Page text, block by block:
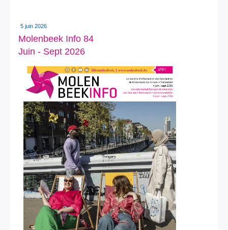
5 juin 2026
Molenbeek Info 84
Juin - Sept 2026